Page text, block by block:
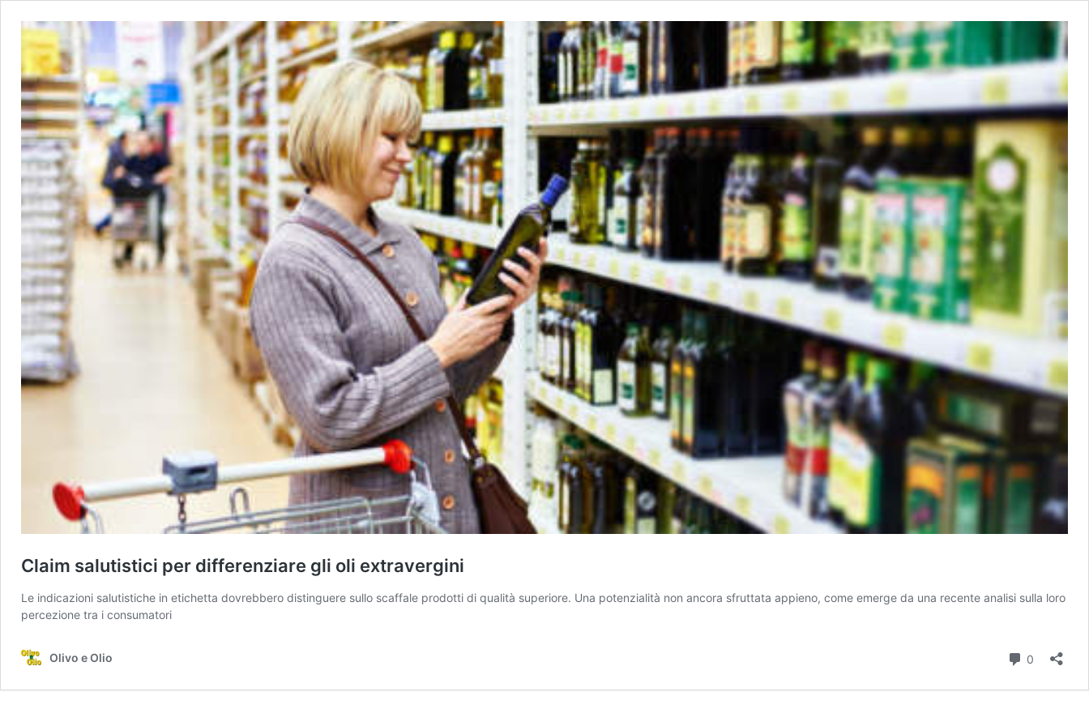
Claim salutistici per differenziare gli oli extravergini
Le indicazioni salutistiche in etichetta dovrebbero distinguere sullo scaffale prodotti di qualità superiore. Una potenzialità non ancora sfruttata appieno, come emerge da una recente analisi sulla loro
percezione tra i consumatori
Olivo e Olio 0 Commenti